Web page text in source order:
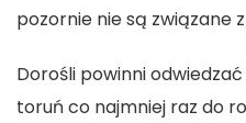
pozornie nie są związane
Dorośli powinni
toruń co najmniej raz do